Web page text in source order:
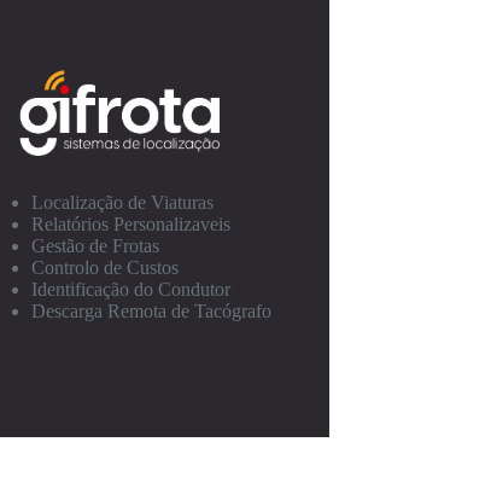
Localização de Viaturas
Relatórios Personalizaveis
Gestão de Frotas
Controlo de Custos
Identificação do Condutor
Descarga Remota de Tacógrafo